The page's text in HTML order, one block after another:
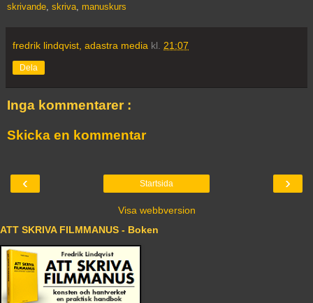
skrivande skriva manuskurs
fredrik lindqvist, adastra media kl. 21:07
Dela
Inga kommentarer :
Skicka en kommentar
‹ ›
Startsida
Visa webbversion
ATT SKRIVA FILMMANUS - Boken